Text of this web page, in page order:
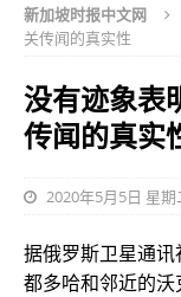
新加坡时报中文网
关传闻的真实性
没有迹象表
传闻的真实
2020年5月5日 星期
据俄罗斯卫星通
都多哈和邻近的